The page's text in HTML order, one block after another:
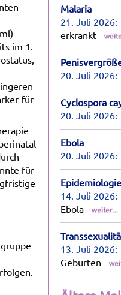
im 1.
für
für
Malaria
21. Juli 2026:
erkrankt
20. Juli 2026:
Cyclospora
20. Juli 2026:
Ebola
20. Juli 2026:
Epidemiologie
14. Juli 2026:
Ebola
13. Juli 2026:
Geburten